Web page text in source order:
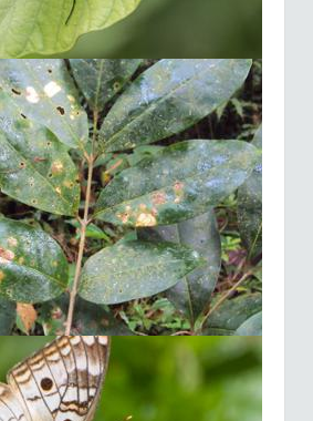
Ctenonotus
marmoratus
2025-12-03
Fiche espèce
Pic de la Guadeloupe |
Melanerpes herminieri
2025-12-03
Fiche espèce
Madère | Eulampis
jugularis
2025-12-03
Fiche espèce
Sporophile - Rouge
gorge | Loxigilla
noctis
2025-12-03